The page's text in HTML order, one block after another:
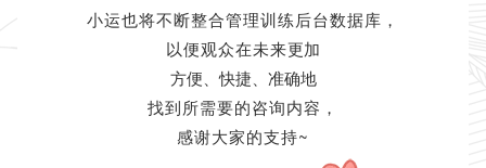
小运也将不断整合管理训练后台数据库，
以便观众在未来更加
方便、快捷、准确地
找到所需要的咨询内容，
感谢大家的支持~